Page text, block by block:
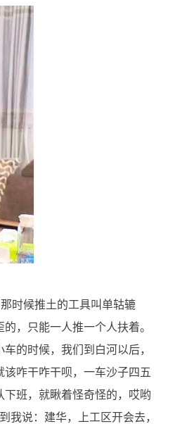
时候推土的工具叫单轱辘
，只能一人推一个人扶着。
的时候，我们到白河以后，
咋干咋干呗，一车沙子四五
班，就瞅着怪奇怪的，哎哟
我说：建华，上工区开会去，